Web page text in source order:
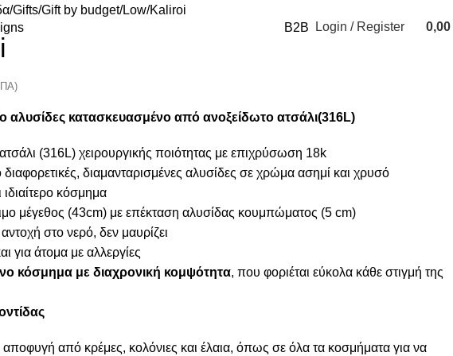
B2B Login / Register 0,00
Gifts Gift by budget Low Kaliroi
αλυσίδες κατασκευασμένο από ανοξείδωτο ατσάλι(316L)
(316L) χειρουργικής ποιότητας με επιχρύσωση 18k
διαφορετικές, διαμανταρισμένες αλυσίδες σε χρώμα ασημί και χρυσό
κόσμημα
μέγεθος (43cm) με επέκταση αλυσίδας κουμπώματος (5 cm)
στο νερό, δεν μαυρίζει
για άτομα με αλλεργίες
κόσμημα με διαχρονική κομψότητα, που φοριέται εύκολα κάθε στιγμή της
αποφυγή από κρέμες, κολόνιες και έλαια, όπως σε όλα τα κοσμήματα για να